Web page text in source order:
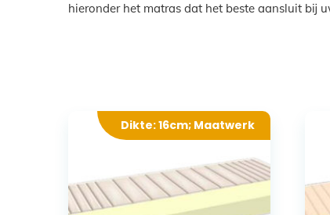
hieronder het matras dat het beste aansluit bij
Dikte: 16cm; Maatwerk